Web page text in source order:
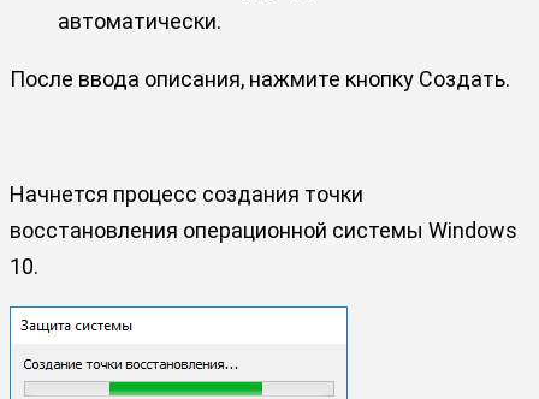
автоматически.
После ввода описания, нажмите кнопку Создать.
Начнется процесс создания точки
восстановления операционной системы Windows
10.